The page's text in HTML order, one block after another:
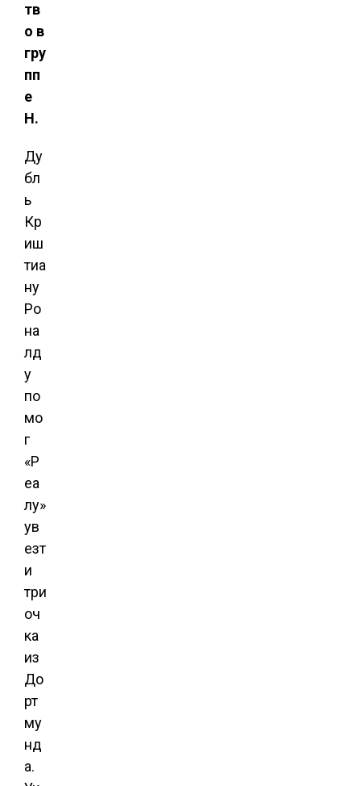
тв
о в
гру
пп
е
H.
Ду
бл
ь
Кр
иш
тиа
ну
Ро
на
лд
у
по
мо
г
«Р
еа
лу»
ув
езт
и
три
оч
ка
из
До
рт
му
нд
а.